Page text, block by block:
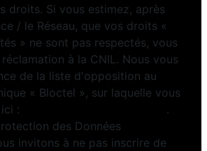
droits. Si vous estimez, après
/ le Réseau, que vos droits «
» ne sont pas respectés, vous
à la CNIL. Nous vous
de la liste d'opposition au
« Bloctel », sur laquelle vous
:
.
des Données
invitons à ne pas inscrire de